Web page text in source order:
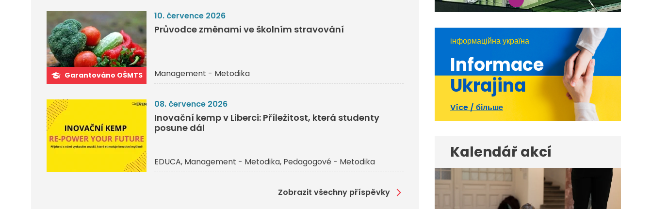
Garantováno OŠMTS
10. července 2026
Průvodce změnami ve školním stravování
Management - Metodika
08. července 2026
Inovační kemp v Liberci: Příležitost, která studenty
posune dál
EDUCA Management - Metodika Pedagogové - Metodika
Zobrazit všechny příspěvky
інформаційна україна
Informace
Ukrajina
Více / більше
Kalendář akcí